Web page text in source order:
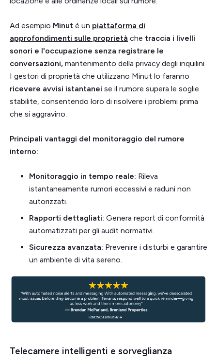
Ad esempio Minut è un piattaforma di
approfondimenti sulle proprietà che traccia i livelli
sonori e l'occupazione senza registrare le
conversazioni, mantenimento della privacy degli inquilini.
I gestori di proprietà che utilizzano Minut lo faranno
ricevere avvisi istantanei se il rumore supera le soglie
stabilite, consentendo loro di risolvere i problemi prima
che si aggravino.
Principali vantaggi del monitoraggio del rumore
interno:
Monitoraggio in tempo reale: Rileva
istantaneamente rumori eccessivi e raduni non
autorizzati.
Rapporti dettagliati: Genera report di conformità
automatizzati per gli audit normativi.
Sicurezza avanzata: Prevenire i disturbi e garantire
un ambiente di vita sereno.
Telecamere intelligenti e sorveglianza